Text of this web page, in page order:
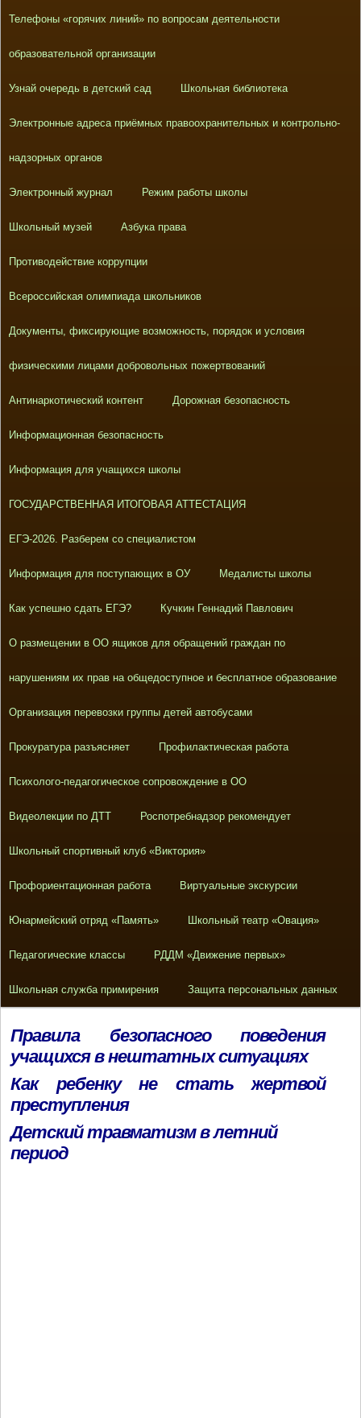
Телефоны «горячих линий» по вопросам деятельности
образовательной организации
Узнай очередь в детский сад Школьная библиотека
Электронные адреса приёмных правоохранительных и контрольно-
надзорных органов
Электронный журнал Режим работы школы
Школьный музей Азбука права
Противодействие коррупции
Всероссийская олимпиада школьников
Документы, фиксирующие возможность, порядок и условия
физическими лицами добровольных пожертвований
Антинаркотический контент Дорожная безопасность
Информационная безопасность
Информация для учащихся школы
ГОСУДАРСТВЕННАЯ ИТОГОВАЯ АТТЕСТАЦИЯ
ЕГЭ-2026. Разберем со специалистом
Информация для поступающих в ОУ Медалисты школы
Как успешно сдать ЕГЭ? Кучкин Геннадий Павлович
О размещении в ОО ящиков для обращений граждан по
нарушениям их прав на общедоступное и бесплатное образование
Организация перевозки группы детей автобусами
Прокуратура разъясняет Профилактическая работа
Психолого-педагогическое сопровождение в ОО
Видеолекции по ДТТ Роспотребнадзор рекомендует
Школьный спортивный клуб «Виктория»
Профориентационная работа Виртуальные экскурсии
Юнармейский отряд «Память» Школьный театр «Овация»
Педагогические классы РДДМ «Движение первых»
Школьная служба примирения Защита персональных данных
Правила безопасного поведения
учащихся в нештатных ситуациях
Как ребенку не стать жертвой
преступления
Детский травматизм в летний
период